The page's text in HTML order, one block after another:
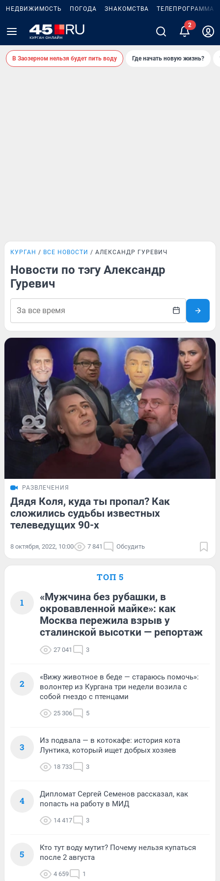
НЕДВИЖИМОСТЬ ПОГОДА ЗНАКОМСТВА ТЕЛЕПРОГРАММА
2
В Заозерном нельзя будет пить воду Где начать новую жизнь?
КУРГАН ВСЕ НОВОСТИ АЛЕКСАНДР ГУРЕВИЧ
Новости по тэгу Александр
Гуревич
РАЗВЛЕЧЕНИЯ
Дядя Коля, куда ты пропал? Как
сложились судьбы известных
телеведущих 90-х
8 октября, 2022, 10:00 7 841 Обсудить
ТОП 5
1
«Мужчина без рубашки, в
окровавленной майке»: как
Москва пережила взрыв у
сталинской высотки — репортаж
27 041 3
2
«Вижу животное в беде — стараюсь помочь»:
волонтер из Кургана три недели возила с
собой гнездо с птенцами
25 306 5
3
Из подвала — в котокафе: история кота
Лунтика, который ищет добрых хозяев
18 733 3
4
Дипломат Сергей Семенов рассказал, как
попасть на работу в МИД
14 417 3
5
Кто тут воду мутит? Почему нельзя купаться
после 2 августа
4 659 1